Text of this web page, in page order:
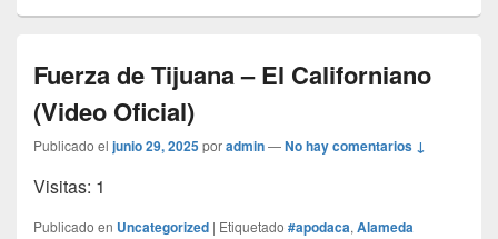
Fuerza de Tijuana – El Californiano
(Video Oficial)
Publicado el junio 29, 2025poradmin—No hay comentarios ↓
Visitas: 1
Publicado en Uncategorized | Etiquetado #apodaca, Alameda